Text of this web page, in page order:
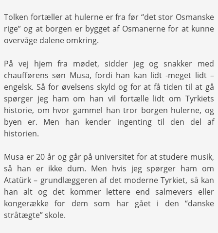
Tolken fortæller at hulerne er fra før “det stor Osmanske
rige” og at borgen er bygget af Osmanerne for at kunne
overvåge dalene omkring.
På vej hjem fra mødet, sidder jeg og snakker med
chaufførens søn Musa, fordi han kan lidt -meget lidt –
engelsk. Så for øvelsens skyld og for at få tiden til at gå
spørger jeg ham om han vil fortælle lidt om Tyrkiets
historie, om hvor gammel han tror borgen hulerne, og
byen er. Men han kender ingenting til den del af
historien.
Musa er 20 år og går på universitet for at studere musik,
så han er ikke dum. Men hvis jeg spørger ham om
Atatürk – grundlæggeren af det moderne Tyrkiet, så kan
han alt og det kommer lettere end salmevers eller
kongerække for dem som har gået i den “danske
stråtægte” skole.